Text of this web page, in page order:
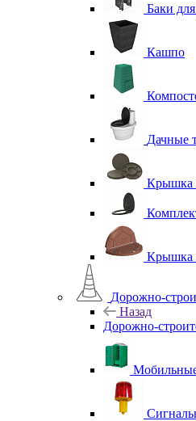
Баки
Кашпо
Дачные
Крышка
Крышка
Дорожно-
Назад
Дорожно-